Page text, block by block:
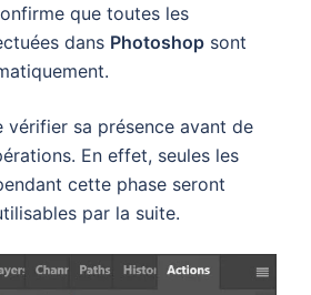
que toutes les
dans Photoshop sont
sa présence avant de
En effet, seules les
cette phase seront
par la suite.